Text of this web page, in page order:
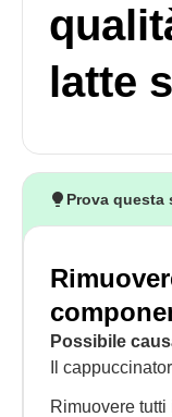
latte
Prova questa
Possibile
Il
Rimuovere